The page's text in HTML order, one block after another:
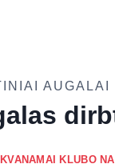
AUGALAI
KLUBO